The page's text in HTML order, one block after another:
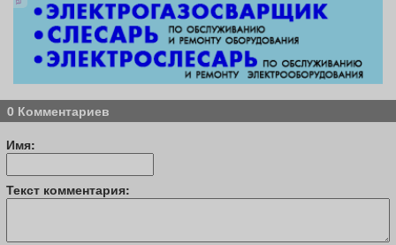
0 Комментариев
Имя:
Текст комментария: